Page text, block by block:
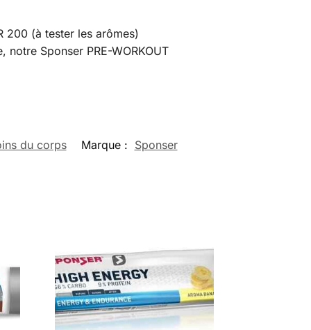
200 (à tester les arômes)
Sponser PRE-WORKOUT
du corps Marque : Sponser